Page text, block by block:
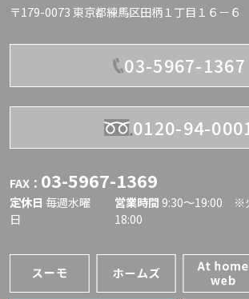
〒179-0073 東京都練馬区田柄１丁目１６－６
03-5967-1367
0120-94-
FAX： 03-5967-1369
定休日 毎週水曜
日
営業時間 9:30〜19:00 ※
18:00